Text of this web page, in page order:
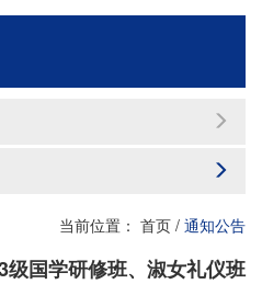
当前位置： 首页 / 通知公告
国学研修班、淑女礼仪班